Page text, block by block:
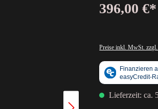
396,00 €*
Preise inkl. MwSt.
Lieferzeit: ca.